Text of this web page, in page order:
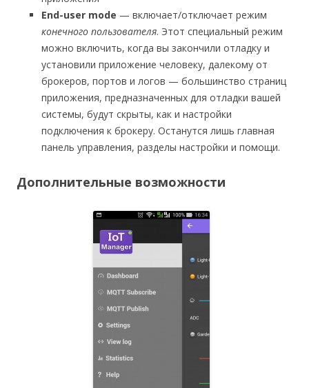
End-user mode — включает/отключает режим
конечного пользователя. Этот специальный режим
можно включить, когда вы закончили отладку и
установили приложение человеку, далекому от
брокеров, портов и логов — большинство страниц
приложения, предназначенных для отладки вашей
системы, будут скрыты, как и настройки
подключения к брокеру. Останутся лишь главная
панель управления, разделы настройки и помощи.
Дополнительные возможности